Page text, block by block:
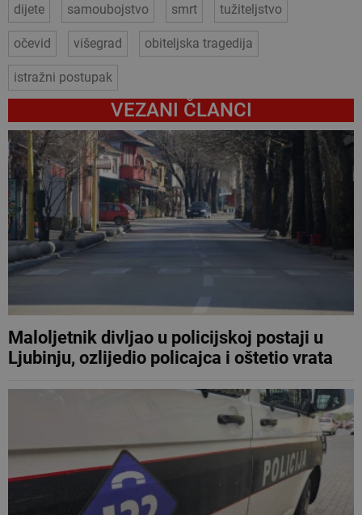
dijete samoubojstvo smrt tužiteljstvo
očevid višegrad obiteljska tragedija
istražni postupak
VEZANI ČLANCI
Maloljetnik divljao u policijskoj postaji u
Ljubinju, ozlijedio policajca i oštetio vrata